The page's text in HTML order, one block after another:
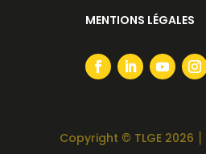
MENTIONS LÉGALES
Copyright ©️ TLGE 2026 ⎮